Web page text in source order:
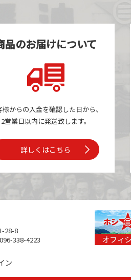
品のお届けについて
様からの入金を確認した日から、
2営業日以内に発送致します。
詳しくはこちら
28-8
338-4223
ン